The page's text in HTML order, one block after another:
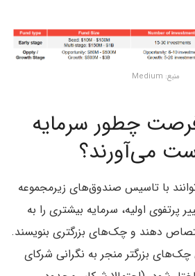
منبع: Medium
چطور سرمایه
می‌آورند؟
با تاسیس صندوق‌های زیرمجموعه
پرتفوی اولیه، سرمایه بیشتری را به
دهند و چک‌های بزرگتری بنویسند.
بزرگتر منجر به نگرانی شرکای